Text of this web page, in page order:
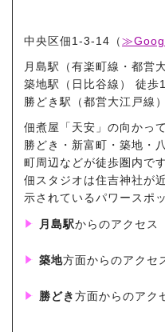
中央区佃1-3-14（
月島駅
（有楽町線・都営
築地駅
（日比谷線） 徒歩
勝どき駅
（都営大江戸線
佃煮屋「天安」の向かっ
勝どき・新富町・築地・
町周辺などが徒歩圏内です
佃スタジオは住吉神社が
示されているパワースポ
月島駅からのアクセス
築地方面からのアクセ
勝どき方面からのアク